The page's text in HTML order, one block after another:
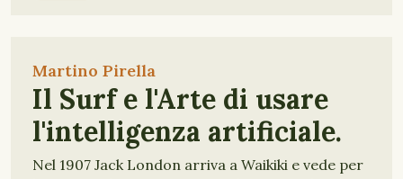
Martino Pirella
Il Surf e l'Arte di usare
l'intelligenza artificiale.
Nel 1907 Jack London arriva a Waikiki e vede per